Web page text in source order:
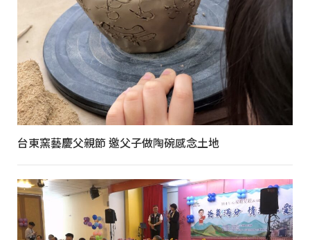
台東窯藝慶父親節 邀父子做陶碗感念土地